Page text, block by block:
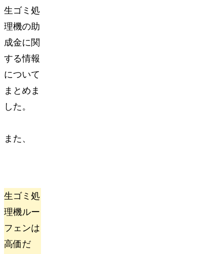
生ゴミ処
理機の助
成金に関
する情報
について
まとめま
した。
また、
生ゴミ処
理機ルー
フェンは
高価だ